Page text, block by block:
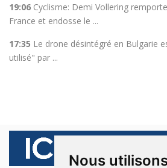
Nous
19:06 Cyclisme: Demi Vollering
France et endosse le ...
17:35 Le drone désintégré en Bulgarie
utilisé" par ...